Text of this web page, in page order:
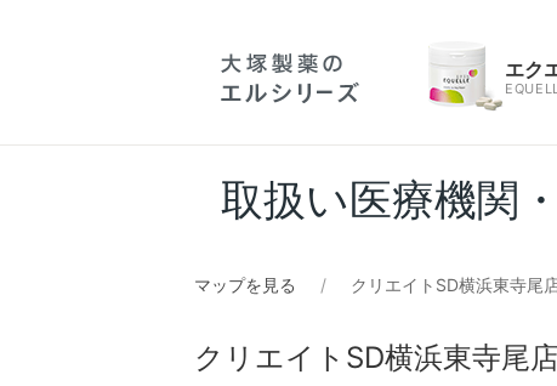
エク
取扱い医療機関
マップを見る クリエイトSD横浜東寺
クリエイトSD横浜東寺尾